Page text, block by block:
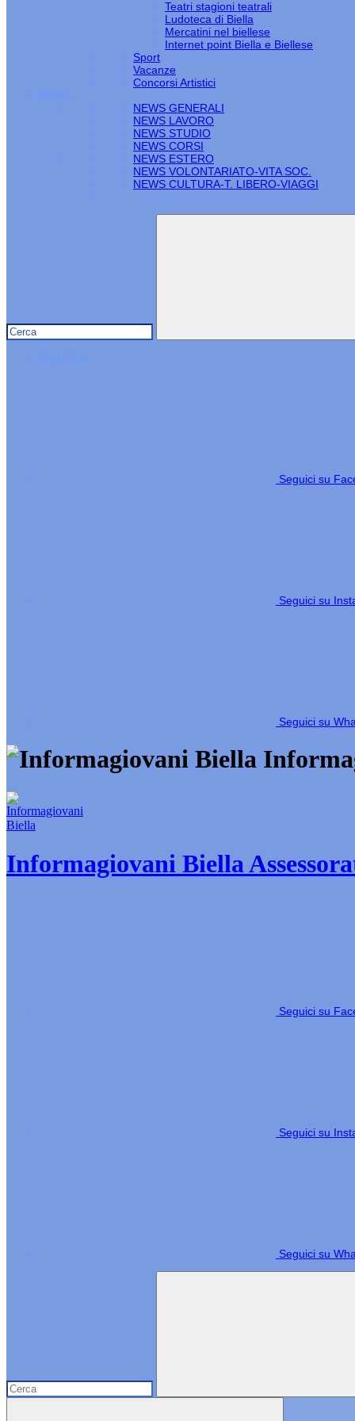
Teatri stagioni teatrali
Ludoteca di Biella
Mercatini nel biellese
Internet point Biella e Biellese
Sport
Vacanze
Concorsi Artistici
NEWS
NEWS GENERALI
NEWS LAVORO
NEWS STUDIO
NEWS CORSI
NEWS ESTERO
NEWS VOLONTARIATO-VITA SOC.
NEWS CULTURA-T. LIBERO-VIAGGI
Seguici su
Seguici su
Seguici su
Seguici su
Informagiovani Biella
Seguici su
Seguici su
Seguici su